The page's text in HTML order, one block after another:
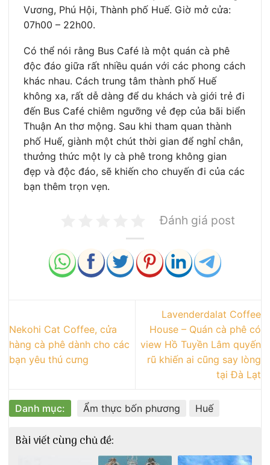
Vương, Phú Hội, Thành phố Huế. Giờ mở cửa:
07h00 – 22h00.
Có thể nói rằng Bus Café là một quán cà phê
độc đáo giữa rất nhiều quán với các phong cách
khác nhau. Cách trung tâm thành phố Huế
không xa, rất dễ dàng để du khách và giới trẻ đi
đến Bus Café chiêm ngưỡng vẻ đẹp của bãi biển
Thuận An thơ mộng. Sau khi tham quan thành
phố Huế, giành một chút thời gian để nghỉ chân,
thưởng thức một ly cà phê trong không gian
đẹp và độc đáo, sẽ khiến cho chuyến đi của các
bạn thêm trọn vẹn.
Đánh giá post
Nekohi Cat Coffee, cửa
hàng cà phê dành cho các
bạn yêu thú cưng
Lavenderdalat Coffee
House – Quán cà phê có
view Hồ Tuyền Lâm quyến
rũ khiến ai cũng say lòng
tại Đà Lạt
Danh mục: Ẩm thực bốn phương Huế
Bài viết cùng chủ đề: